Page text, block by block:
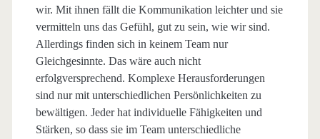
wir. Mit ihnen fällt die Kommunikation leichter und sie
vermitteln uns das Gefühl, gut zu sein, wie wir sind.
Allerdings finden sich in keinem Team nur
Gleichgesinnte. Das wäre auch nicht
erfolgversprechend. Komplexe Herausforderungen
sind nur mit unterschiedlichen Persönlichkeiten zu
bewältigen. Jeder hat individuelle Fähigkeiten und
Stärken, so dass sie im Team unterschiedliche